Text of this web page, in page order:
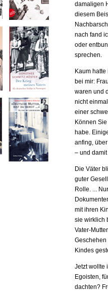
damaligen
diesem
nach fand
oder
sprechen.
Kaum
bei mir:
waren und
nicht
einer
Können
habe.
anfing,
– und
Die Väter
guter
Rolle. ...
mit ihren
sie wirklich
Vater-
Geschehen
Kindes
Jetzt wollte
Egoisten,
dachten?